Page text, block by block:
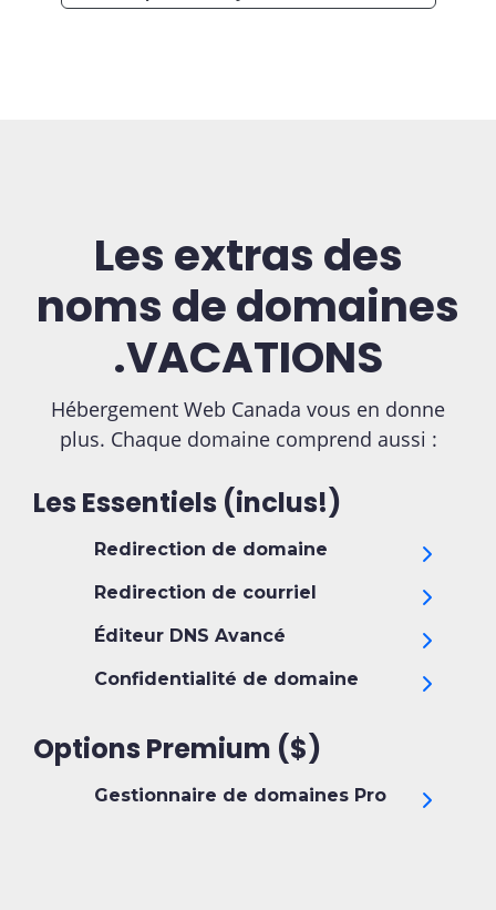
Les extras des
noms de domaines
.VACATIONS
Hébergement Web Canada vous en donne
plus. Chaque domaine comprend aussi :
Les Essentiels (inclus!)
Redirection de domaine
Redirection de courriel
Éditeur DNS Avancé
Confidentialité de domaine
Options Premium ($)
Gestionnaire de domaines Pro